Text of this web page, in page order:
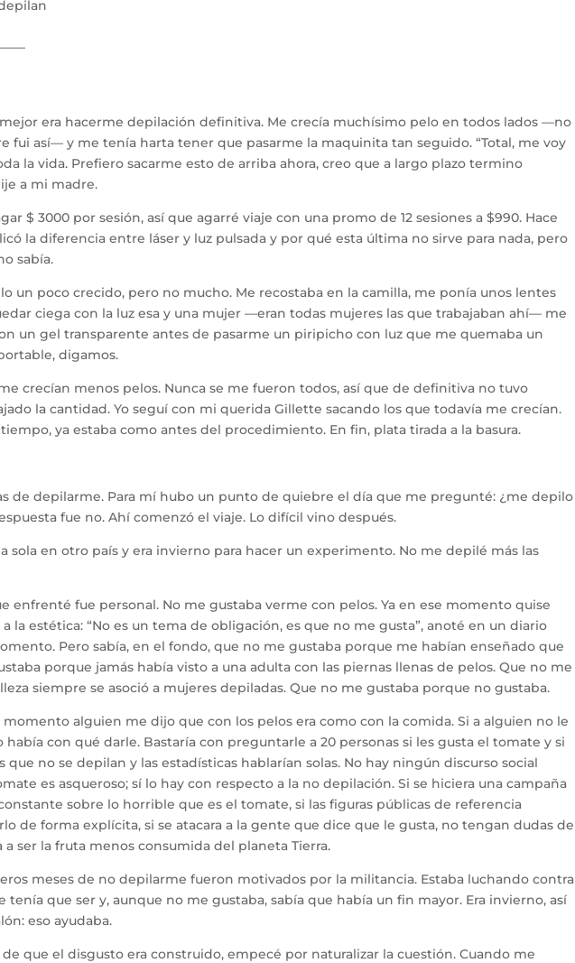
mejor era hacerme depilación definitiva. Me crecía muchísimo pelo en todos lados —no
fui así— y me tenía harta tener que pasarme la maquinita tan seguido. “Total, me voy
la vida. Prefiero sacarme esto de arriba ahora, creo que a largo plazo termino
a mi madre.
$ 3000 por sesión, así que agarré viaje con una promo de 12 sesiones a $990. Hace
la diferencia entre láser y luz pulsada y por qué esta última no sirve para nada, pero
sabía.
un poco crecido, pero no mucho. Me recostaba en la camilla, me ponía unos lentes
ciega con la luz esa y una mujer —eran todas mujeres las que trabajaban ahí— me
un gel transparente antes de pasarme un piripicho con luz que me quemaba un
digamos.
crecían menos pelos. Nunca se me fueron todos, así que de definitiva no tuvo
la cantidad. Yo seguí con mi querida Gillette sacando los que todavía me crecían.
ya estaba como antes del procedimiento. En fin, plata tirada a la basura.
de depilarme. Para mí hubo un punto de quiebre el día que me pregunté: ¿me depilo
fue no. Ahí comenzó el viaje. Lo difícil vino después.
sola en otro país y era invierno para hacer un experimento. No me depilé más las
enfrenté fue personal. No me gustaba verme con pelos. Ya en ese momento quise
la estética: “No es un tema de obligación, es que no me gusta”, anoté en un diario
Pero sabía, en el fondo, que no me gustaba porque me habían enseñado que
porque jamás había visto a una adulta con las piernas llenas de pelos. Que no me
siempre se asoció a mujeres depiladas. Que no me gustaba porque no gustaba.
momento alguien me dijo que con los pelos era como con la comida. Si a alguien no le
con qué darle. Bastaría con preguntarle a 20 personas si les gusta el tomate y si
que no se depilan y las estadísticas hablarían solas. No hay ningún discurso social
es asqueroso; sí lo hay con respecto a la no depilación. Si se hiciera una campaña
sobre lo horrible que es el tomate, si las figuras públicas de referencia
de forma explícita, si se atacara a la gente que dice que le gusta, no tengan dudas de
ser la fruta menos consumida del planeta Tierra.
meses de no depilarme fueron motivados por la militancia. Estaba luchando contra
tenía que ser y, aunque no me gustaba, sabía que había un fin mayor. Era invierno, así
eso ayudaba.
que el disgusto era construido, empecé por naturalizar la cuestión. Cuando me